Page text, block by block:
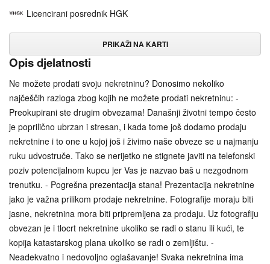
Licencirani posrednik HGK
PRIKAŽI NA KARTI
Opis djelatnosti
Ne možete prodati svoju nekretninu? Donosimo nekoliko
najčeščih razloga zbog kojih ne možete prodati nekretninu: -
Preokupirani ste drugim obvezama! Današnji životni tempo često
je poprilično ubrzan i stresan, i kada tome još dodamo prodaju
nekretnine i to one u kojoj još i živimo naše obveze se u najmanju
ruku udvostruče. Tako se nerijetko ne stignete javiti na telefonski
poziv potencijalnom kupcu jer Vas je nazvao baš u nezgodnom
trenutku. - Pogrešna prezentacija stana! Prezentacija nekretnine
jako je važna prilikom prodaje nekretnine. Fotografije moraju biti
jasne, nekretnina mora biti pripremljena za prodaju. Uz fotografiju
obvezan je i tlocrt nekretnine ukoliko se radi o stanu ili kući, te
kopija katastarskog plana ukoliko se radi o zemljištu. -
Neadekvatno i nedovoljno oglašavanje! Svaka nekretnina ima